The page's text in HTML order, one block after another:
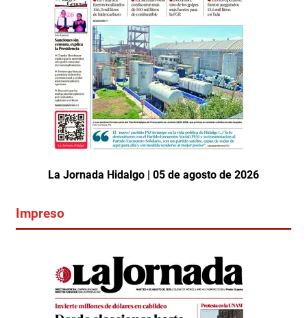
La Jornada Hidalgo | 05 de agosto de 2026
Impreso